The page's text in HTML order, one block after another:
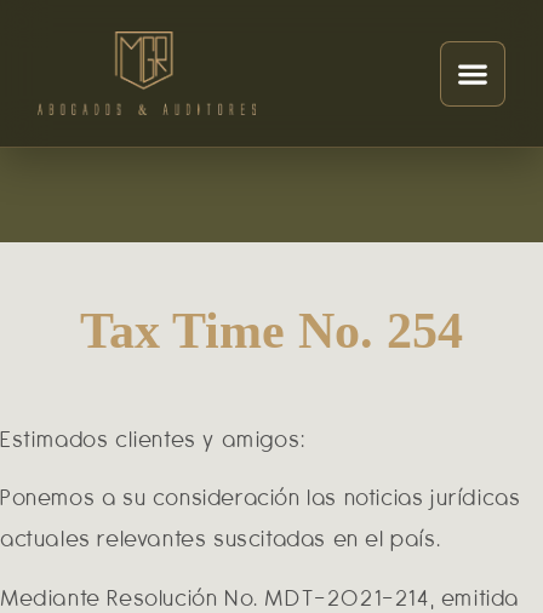
Tax Time No. 254
Estimados clientes y amigos:
Ponemos a su consideración las noticias jurídicas
actuales relevantes suscitadas en el país.
Mediante Resolución No. MDT-2021-214, emitida